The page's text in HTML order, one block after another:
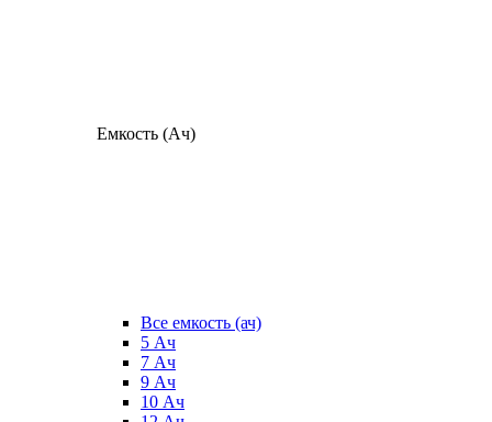
Емкость (Ач)
Все емкость (ач)
5 Ач
7 Ач
9 Ач
10 Ач